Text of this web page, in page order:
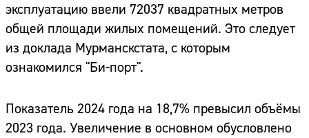
эксплуатацию ввели 72037 квадратных метров
общей площади жилых помещений. Это следует
из доклада Мурманскстата, с которым
ознакомился "Би-порт".
Показатель 2024 года на 18,7% превысил объёмы
2023 года. Увеличение в основном обусловлено